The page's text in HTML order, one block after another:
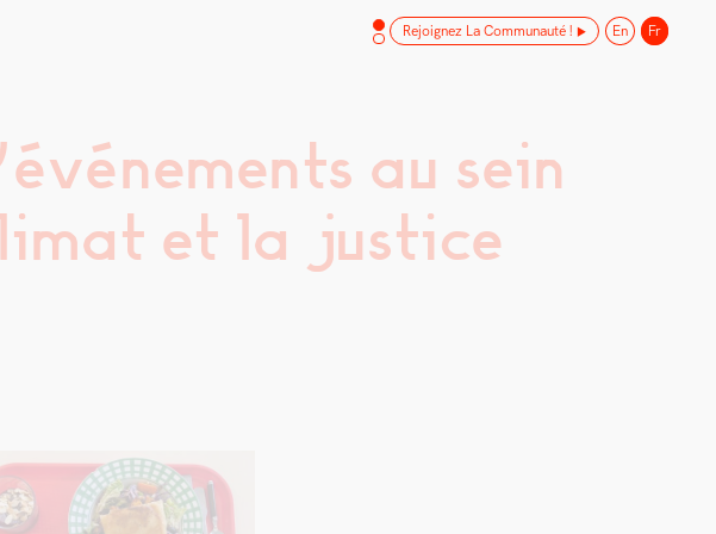
au sein
et la justice
Rejoignez La Communauté ! En Fr